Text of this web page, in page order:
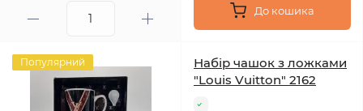
До кошика
Популярний
Набір чашок з ложками
"Louis Vuitton" 2162